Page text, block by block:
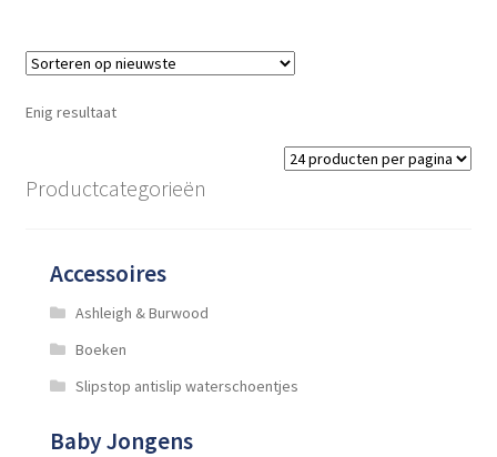
gekozen
Enig resultaat
Productcategorieën
Accessoires
Ashleigh & Burwood
Boeken
Slipstop antislip waterschoentjes
Baby Jongens